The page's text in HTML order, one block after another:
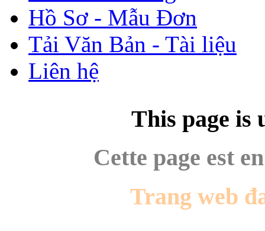
Hồ Sơ - Mẫu Đơn
Tải Văn Bản - Tài liệu
Liên hệ
This page is
Cette page est
Trang web